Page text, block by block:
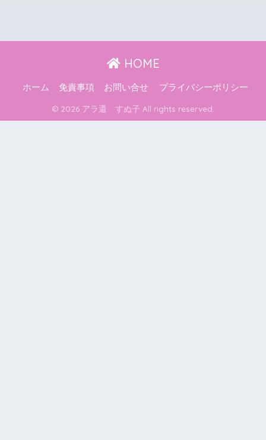
HOME
ホーム 免責事項 お問い合せ プライバシーポリシー
© 2026 アラ還 すぬ子 All rights reserved.